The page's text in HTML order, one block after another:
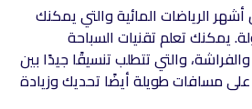
الرياضات المائية والتي يمكنك
يمكنك تعلم تقنيات السباحة
والتي تتطلب تنسيقًا جيدًا بين
مسافات طويلة أيضًا تحديك وزيادة